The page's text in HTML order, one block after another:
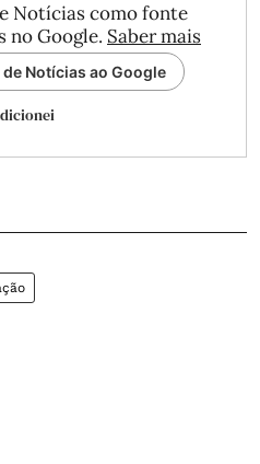
Notícias como fonte
no Google. Saber mais
Notícias ao Google